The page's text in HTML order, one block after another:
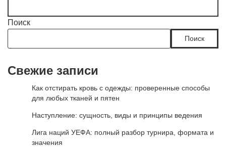
Поиск
Поиск
Свежие записи
Как отстирать кровь с одежды: проверенные способы
для любых тканей и пятен
Наступление: сущность, виды и принципы ведения
Лига наций УЕФА: полный разбор турнира, формата и
значения